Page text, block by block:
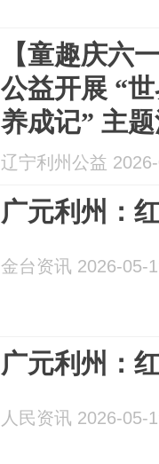
【童趣庆六
公益开展 “
养成记” 主
辽宁利州公益
广元利州：
金台资讯 2026-05-
广元利州：
人民资讯 2026-05-